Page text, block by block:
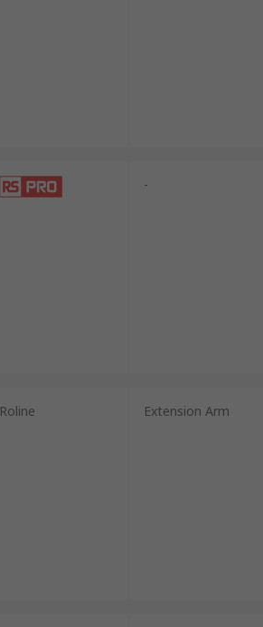
-
Roline Extension Arm